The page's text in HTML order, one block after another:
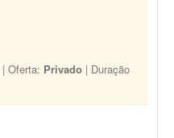
| Oferta: Privado | Duração